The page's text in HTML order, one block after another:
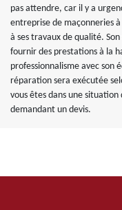
pas attendre, car il y a
entreprise de maçonneries
à ses travaux de qualité.
fournir des prestations à la
professionnalisme avec son
réparation sera exécutée
vous êtes dans une
demandant un devis.